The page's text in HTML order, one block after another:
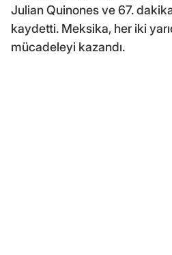
Julian Quinones ve 67.
kaydetti. Meksika, her iki
mücadeleyi kazandı.